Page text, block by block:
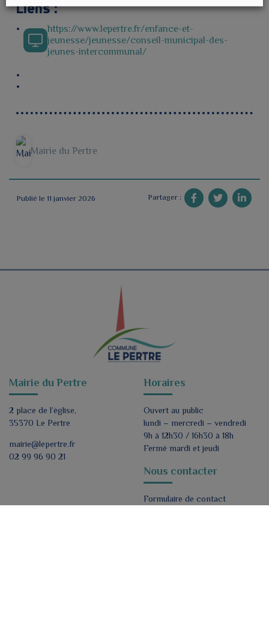
Liens :
https://www.lepertre.fr/enfance-et-
jeunesse/jeunesse/conseil-municipal-des-
jeunes-intercommunal/
Mairie du Pertre
Publié le 11 janvier 2026 Partager :
Mairie du Pertre
2 place de l’église,
35370 Le Pertre
mairie@lepertre.fr
02 99 96 90 21
Horaires
Ouvert au public
lundi – mercredi – vendredi
9h à 12h30 / 16h30 à 18h
Fermé mardi et jeudi
Nous contacter
Formulaire de contact